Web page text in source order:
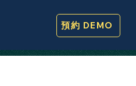
預約 DEMO